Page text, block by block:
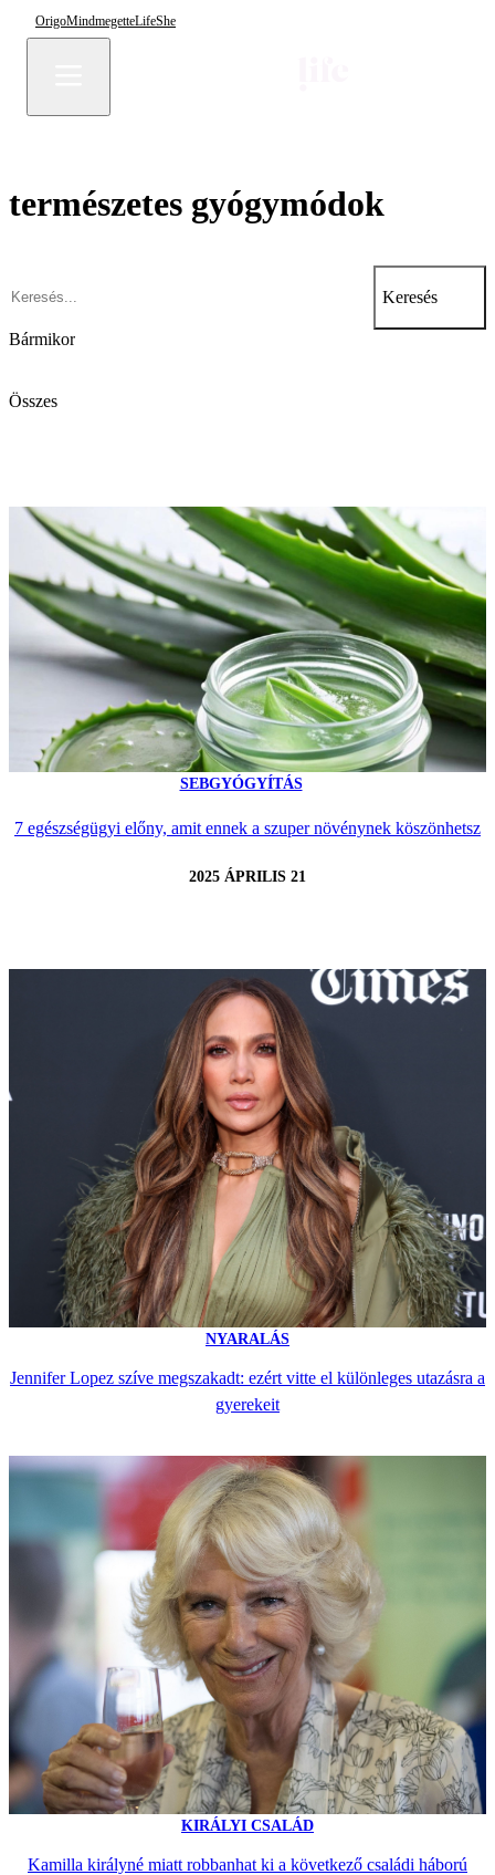
OrigoMindmegetteLifeShe
természetes gyógymódok
Keresés
Bármikor
Összes
SEBGYÓGYÍTÁS
7 egészségügyi előny, amit ennek a szuper növénynek köszönhetsz
2025 ÁPRILIS 21
NYARALÁS
Jennifer Lopez szíve megszakadt: ezért vitte el különleges utazásra a
gyerekeit
KIRÁLYI CSALÁD
Kamilla királyné miatt robbanhat ki a következő családi háború